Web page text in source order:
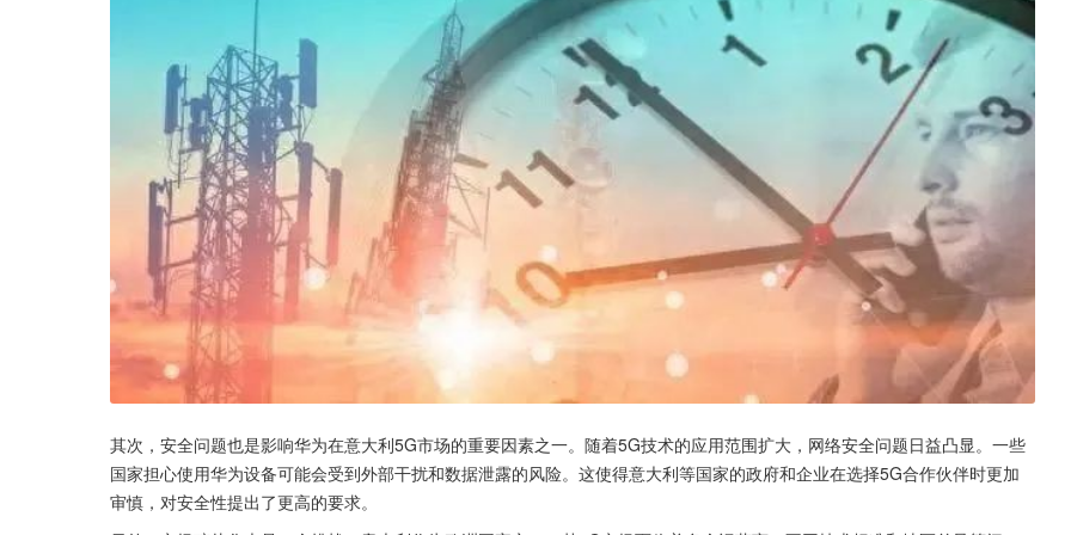
其次，安全问题也是影响华为在意大利5G市场的重要因素之一。随着5G技术的应用范围扩大，网络安全问题日益凸显。一些
国家担心使用华为设备可能会受到外部干扰和数据泄露的风险。这使得意大利等国家的政府和企业在选择5G合作伙伴时更加
审慎，对安全性提出了更高的要求。